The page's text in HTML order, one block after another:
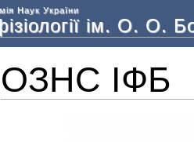
ОЗНС ІФБ
Наук України
ім. О. О.